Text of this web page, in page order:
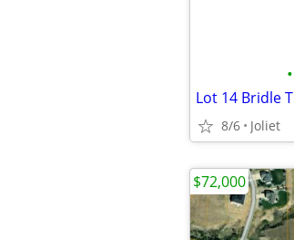
•
Lot 14 Bridle
8/6 Joliet
$72,000